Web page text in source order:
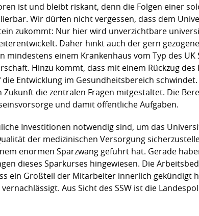
ist und bleibt riskant, denn die Folgen einer
Wir dürfen nicht vergessen, dass dem
zukommt: Nur hier wird unverzichtbare
Daher hinkt auch der gern
mindestens einem Krankenhaus vom Typ des
Hinzu kommt, dass mit einem Rückzug
Entwicklung im Gesundheitsbereich
die zentralen Fragen mitgestaltet. Die
und damit öffentliche Aufgaben.
Investitionen notwendig sind, um das
der medizinischen Versorgung
enormen Sparzwang geführt hat. Gerade
dieses Sparkurses hingewiesen. Die
ein Großteil der Mitarbeiter innerlich gekündigt
Aus Sicht des SSW ist die